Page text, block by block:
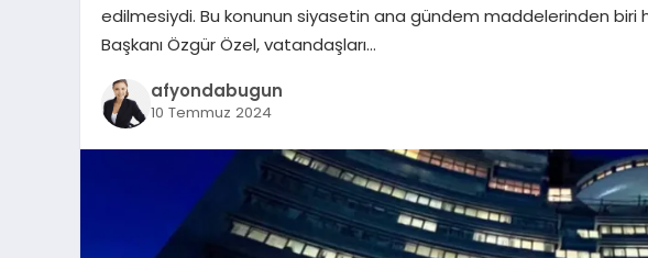
edilmesiydi. Bu konunun siyasetin ana gündem maddelerinden biri
Başkanı Özgür Özel, vatandaşları…
afyondabugun
10 Temmuz 2024